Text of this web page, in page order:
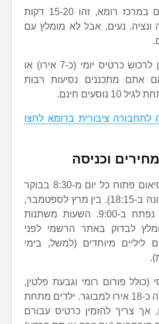
: אם אתם לנים במרכז רומא, זהו 15-20 דקות
ונציה. נעים, אבל לא מומלץ עם
: ניתן לרכוש כרטיס יומי (כ-7 אירו) או
אירו) אם אתם מתכננים נסיעות רבות
חינם.
לתחבורה ציבורית ברומא לחצו
וכניסה
: הקולוסיאום פתוח כל יום מ-8:30 בבוקר
עד 19:15 (כניסה אחרונה ב-18:15). בין מרץ לספטמבר,
אזור הפורום והפלטין נפתח ב-9:00. השעות משתנות
לבדוק באתר הרשמי לפני
ליליים מיוחדים (למשל, בימי
(כולל פורום רומי וגבעת פלטין,
תקף 24-48 שעות) עולה כ-18 אירו למבוגר. ילדים מתחת
חינם, אך צריך להזמין כרטיס עבורם